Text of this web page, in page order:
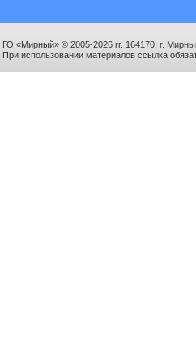
ГО «Мирный» © 2005-2026 гг. 164170, г.
При использовании материалов ссылка